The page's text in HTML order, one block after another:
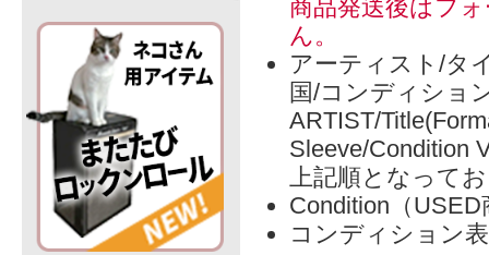
商品発送後はフ
ん。
アーティスト/タ
国/コンディショ
ARTIST/
Sleeve/Condition
上記順となって
Condition（
コンディション